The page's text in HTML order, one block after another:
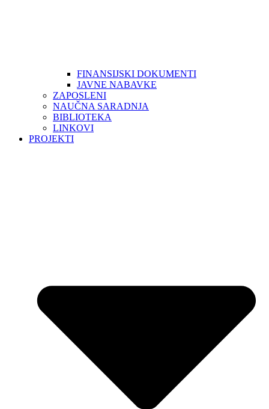
FINANSIJSKI DOKUMENTI
JAVNE NABAVKE
ZAPOSLENI
NAUČNA SARADNJA
BIBLIOTEKA
LINKOVI
PROJEKTI